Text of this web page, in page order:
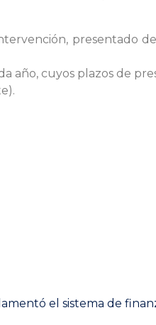
presentado
año, cuyos plazos de
el sistema de